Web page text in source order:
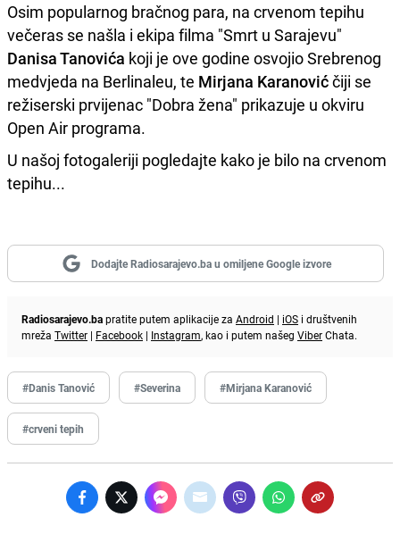
Osim popularnog bračnog para, na crvenom tepihu
večeras se našla i ekipa filma "Smrt u Sarajevu"
Danisa Tanovića koji je ove godine osvojio Srebrenog
medvjeda na Berlinaleu, te Mirjana Karanovićčiji se
režiserski prvijenac "Dobra žena" prikazuje u okviru
Open Air programa.
U našoj fotogaleriji pogledajte kako je bilo na crvenom
tepihu...
Dodajte Radiosarajevo.ba u omiljene Google izvore
Radiosarajevo.bapratite putem aplikacije za Android | iOS i društvenih
mreža Twitter | Facebook | Instagram, kao i putem našeg ViberChata.
#Danis Tanović #Severina #Mirjana Karanović
#crveni tepih